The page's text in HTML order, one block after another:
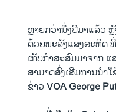
ຫຼາຍ​ກວ່າ​ນຶ່ງ​ປີ​ມາແລ້ວ
ດ້ວຍ​ພະລັງ​ແສງ​ອະທິ​ດ
ເກັບ​ກຳ​ສະ​ສົມ​ມາ​ຈາກ​
ສາມາດ​ສົ່ງ​ເສີມ​ການ​ນຳ​
ຂ່າວVOA George